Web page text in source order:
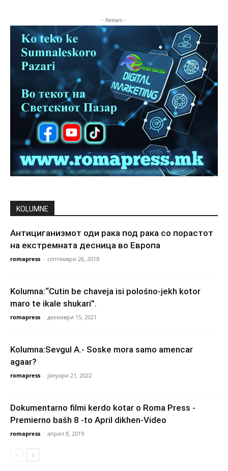
- Reklam -
KOLUMNE
Антициганизмот оди рака под рака со порастот
на екстремната десница во Европа
romapress - септември 26, 2018
Kolumna:“Cutin be chaveja isi polośno-jekh kotor
maro te ikale shukari”.
romapress - декември 15, 2021
Kolumna:Sevgul A.- Soske mora samo amencar
agaar?
romapress - јануари 21, 2022
Dokumentarno filmi kerdo kotar o Roma Press -
Premierno bašh 8 -to April dikhen-Video
romapress - април 8, 2019